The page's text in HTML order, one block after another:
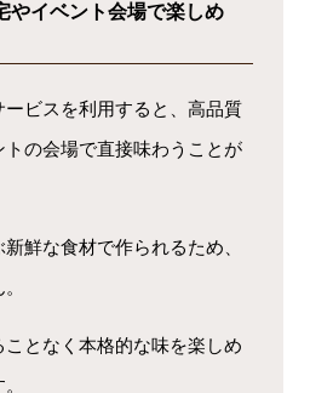
やイベント会場で楽しめ
ビスを利用すると、高品質
の会場で直接味わうことが
鮮な食材で作られるため、
となく本格的な味を楽しめ